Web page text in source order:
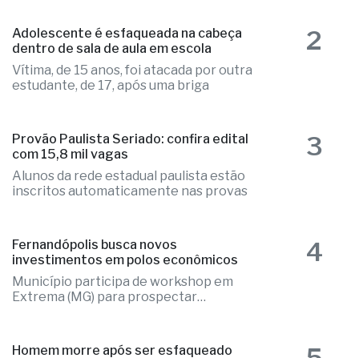
Adolescente é esfaqueada na cabeça
dentro de sala de aula em escola
Vítima, de 15 anos, foi atacada por outra
estudante, de 17, após uma briga
2
Provão Paulista Seriado: confira edital
com 15,8 mil vagas
Alunos da rede estadual paulista estão
inscritos automaticamente nas provas
3
Fernandópolis busca novos
investimentos em polos econômicos
Município participa de workshop em
Extrema (MG) para prospectar
4
Homem morre após ser esfaqueado